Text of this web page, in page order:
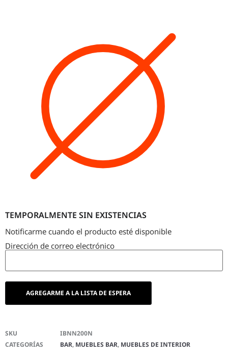
TEMPORALMENTE SIN EXISTENCIAS
Notificarme cuando el producto esté disponible
Dirección de correo electrónico
SKU
IBNN200N
CATEGORÍAS
BAR, MUEBLES BAR, MUEBLES DE INTERIOR